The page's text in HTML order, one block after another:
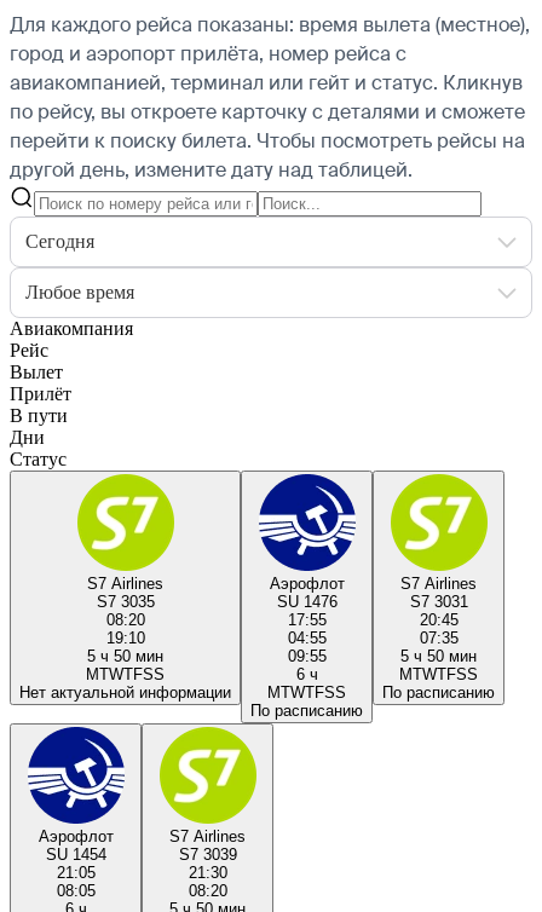
Для каждого рейса показаны: время вылета (местное),
город и аэропорт прилёта, номер рейса с
авиакомпанией, терминал или гейт и статус. Кликнув
по рейсу, вы откроете карточку с деталями и сможете
перейти к поиску билета. Чтобы посмотреть рейсы на
другой день, измените дату над таблицей.
Сегодня
Любое время
Авиакомпания
Рейс
Вылет
Прилёт
В пути
Дни
Статус
S7 Airlines
S7 3035
08:20
19:10
5 ч 50 мин
MTWTFSS
Нет актуальной информации
Аэрофлот
SU 1476
17:55
04:55
09:55
6 ч
MTWTFSS
По расписанию
S7 Airlines
S7 3031
20:45
07:35
5 ч 50 мин
MTWTFSS
По расписанию
Аэрофлот
SU 1454
21:05
08:05
6 ч
S7 Airlines
S7 3039
21:30
08:20
5 ч 50 мин